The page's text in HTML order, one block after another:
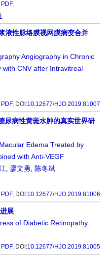
PDF,
液性脉络膜视网膜病变合并
Angiography in Chronic
CNV after Intravitreal
PDF, DOI:10.12677/HJO.2019.81007
尿病性黄斑水肿的真实世界研
Edema Treated by
with Anti-VEGF
廖文勇
陈冬斌
PDF, DOI:10.12677/HJO.2019.81006
展
of Diabetic Retinopathy
PDF, DOI:10.12677/HJO.2019.81005